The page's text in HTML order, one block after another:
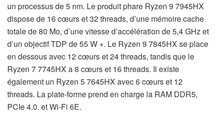
un processus de 5 nm. Le produit phare Ryzen 9 7945HX
dispose de 16 cœurs et 32 ​​threads, d’une mémoire cache
totale de 80 Mo, d’une vitesse d’accélération de 5,4 GHz et
d’un objectif TDP de 55 W +. Le Ryzen 9 7845HX se place
en dessous avec 12 cœurs et 24 threads, tandis que le
Ryzen 7 7745HX a 8 cœurs et 16 threads. Il existe
également un Ryzen 5 7645HX avec 6 cœurs et 12
threads. La plate-forme prend en charge la RAM DDR5,
PCIe 4.0. et Wi-Fi 6E.